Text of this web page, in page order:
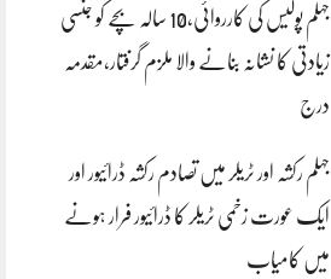
جہلم پولیس کی کارروائی،10 سالہ بچے کو جنسی
زیادتی کا نشانہ بنانے والا ملزم گرفتار،مقدمہ
درج
جہلم رکشہ اور ٹریلر میں تصادم رکشہ ڈرائیور اور
ایک عورت زخمی ٹریلر کا ڈرائیور فرار ہونے
میں کامیاب